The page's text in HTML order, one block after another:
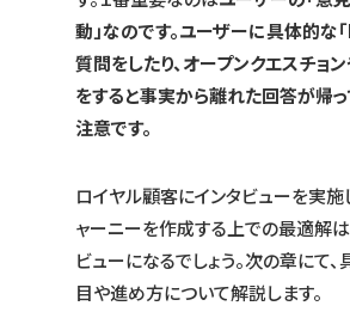
動」なのです。ユーザーに具体的な
質問をしたり、オープンクエスチョ
をすると事実から離れた回答が帰っ
注意です。
ロイヤル顧客にインタビューを実施
ャーニーを作成する上での最適解
ビューになるでしょう。次の章にて
目や進め方について解説します。